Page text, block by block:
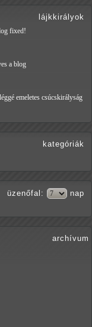
lájkkirályok
fixed!
a blog
emeletes csúcskirályság
kategóriák
üzenőfal : nap
archívum